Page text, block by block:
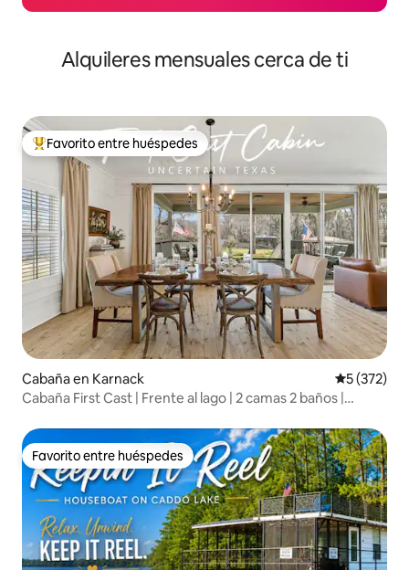
Alquileres mensuales cerca de ti
Favorito entre huéspedes preferido
Favorito entre huéspedes
Cabaña en Karnack
5 (372)
Cabaña First Cast | Frente al lago | 2 camas 2 baños |
Favorito entre huéspedes
Favorito entre huéspedes